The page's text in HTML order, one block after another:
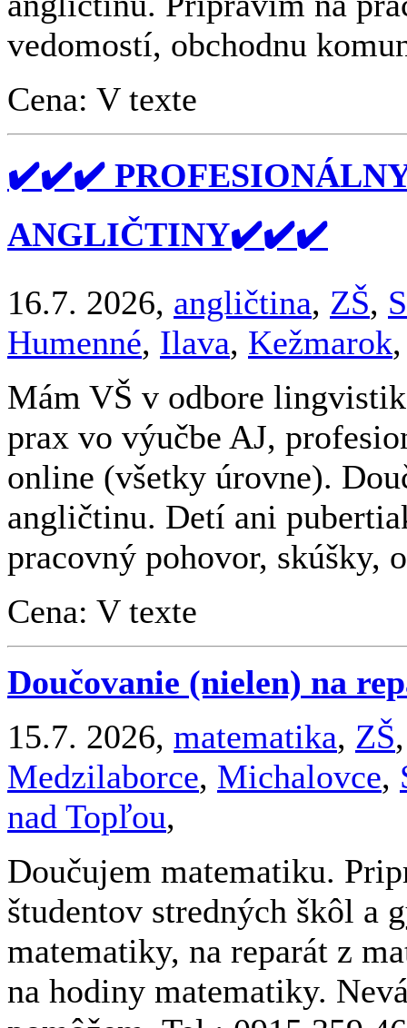
vedomostí, obchodnu
Cena: V texte
✔️✔️✔️
ANGLIČTINY✔️✔️✔️
16.7. 2026, angličtina, ZŠ,
Humenné, Ilava, Kežmarok
Mám VŠ v odbore
prax vo výučbe AJ,
online (všetky úrovne).
angličtinu. Detí ani
pracovný pohovor, skúšky,
Cena: V texte
Doučovanie (nielen) na
15.7. 2026, matematika, ZŠ
Medzilaborce, Michalovce,
nad Topľou,
Doučujem matematiku.
študentov stredných škôl a
matematiky, na reparát z
na hodiny matematiky.